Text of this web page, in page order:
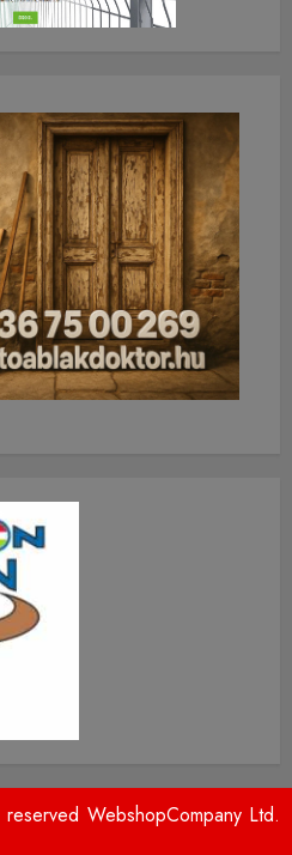
WebshopCompany Ltd.